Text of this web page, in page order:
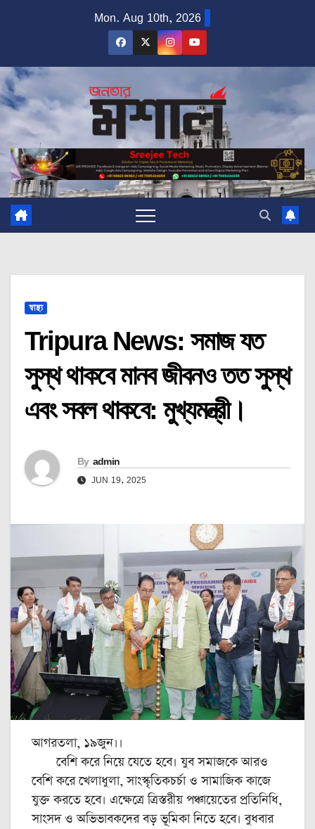
Mon. Aug 10th, 2026
স্বাস্থ্য
Tripura News: সমাজ যত
সুস্থ থাকবে মানব জীবনও তত সুস্থ
এবং সবল থাকবে: মুখ্যমন্ত্রী।
By admin
JUN 19, 2025
আগরতলা, ১৯জুন।।
বেশি করে নিয়ে যেতে হবে। যুব সমাজকে আরও
বেশি করে খেলাধুলা, সাংস্কৃতিকচর্চা ও সামাজিক কাজে
যুক্ত করতে হবে। এক্ষেত্রে ত্রিস্তরীয় পঞ্চায়েতের প্রতিনিধি,
সাংসদ ও অভিভাবকদের বড় ভূমিকা নিতে হবে। বুধবার